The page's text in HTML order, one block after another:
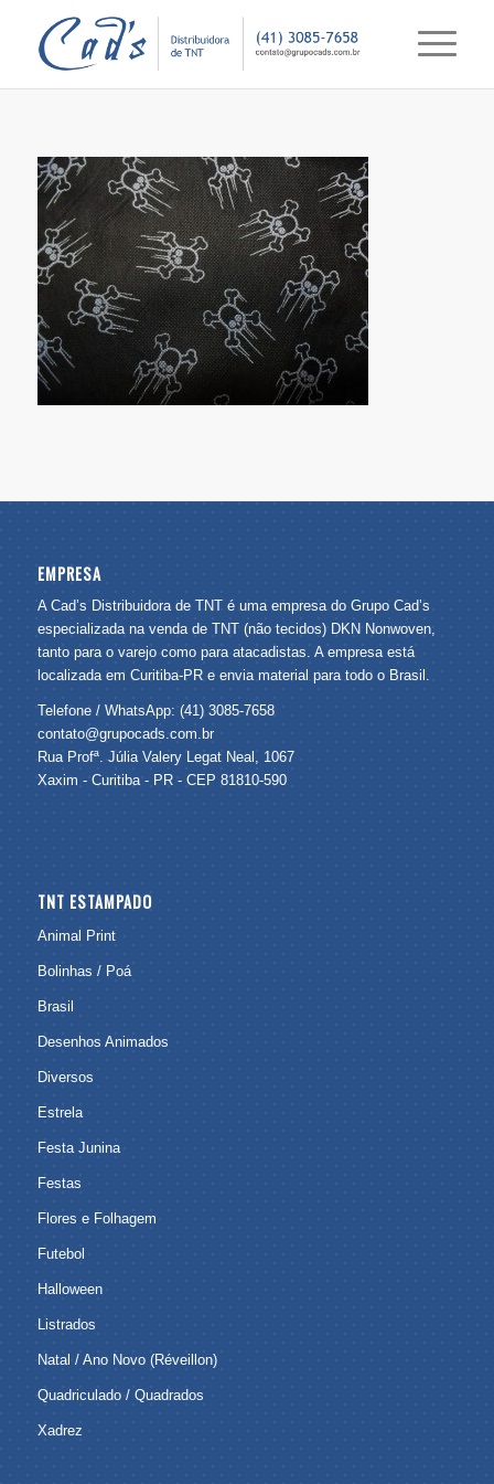
EMPRESA
A Cad’s Distribuidora de TNT é uma empresa do Grupo Cad’s
especializada na venda de TNT (não tecidos) DKN Nonwoven,
tanto para o varejo como para atacadistas. A empresa está
localizada em Curitiba-PR e envia material para todo o Brasil.
Telefone / WhatsApp: (41) 3085-7658
contato@grupocads.com.br
Rua Profª. Júlia Valery Legat Neal, 1067
Xaxim - Curitiba - PR - CEP 81810-590
TNT ESTAMPADO
Animal Print
Bolinhas / Poá
Brasil
Desenhos Animados
Diversos
Estrela
Festa Junina
Festas
Flores e Folhagem
Futebol
Halloween
Listrados
Natal / Ano Novo (Réveillon)
Quadriculado / Quadrados
Xadrez